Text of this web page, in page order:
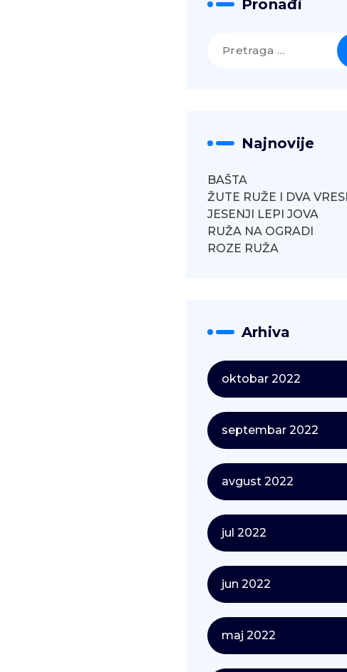
Pronađi
Najnovije
BAŠTA
ŽUTE RUŽE I DVA
JESENJI LEPI JOVA
RUŽA NA OGRADI
ROZE RUŽA
Arhiva
oktobar 2022
septembar 2022
avgust 2022
jul 2022
jun 2022
maj 2022